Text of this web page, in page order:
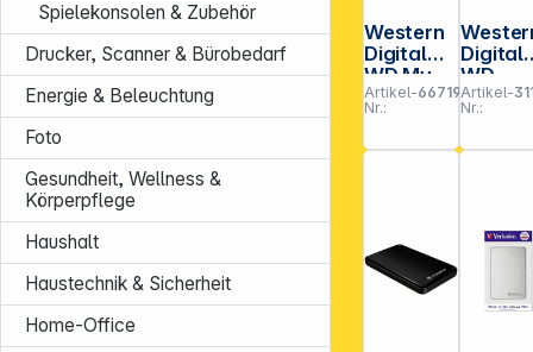
Spielekonsolen & Zubehör
Drucker, Scanner & Bürobedarf
Energie & Beleuchtung
Foto
Gesundheit, Wellness &
Körperpflege
Haushalt
Haustechnik & Sicherheit
Home-Office
Western
Digital
WD My
Book
16TB USB
3.0
WDBBGB
Artikel-
Nr.:
667193
Digital
WD
Portable
1TB
Artikel-
Nr.: